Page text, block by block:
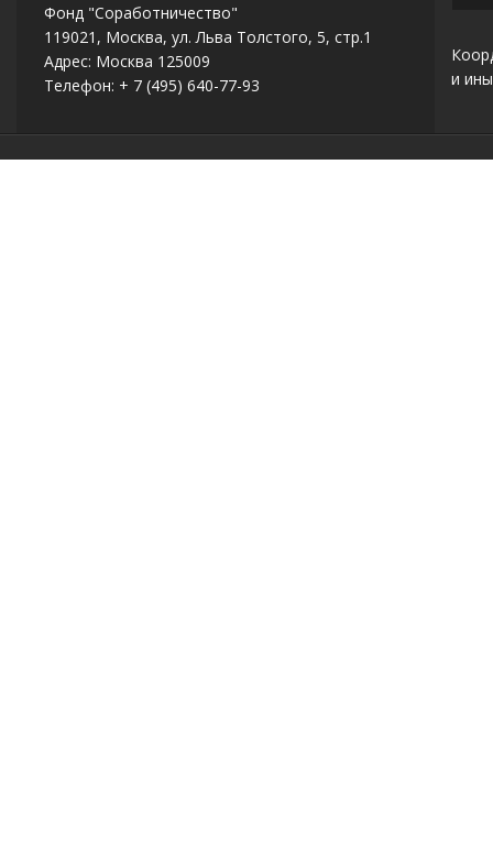
Фонд "Соработничество"
119021, Москва, ул. Льва Толстого, 5, стр.1
Адрес: Москва 125009
Телефон: + 7 (495) 640-77-93
и